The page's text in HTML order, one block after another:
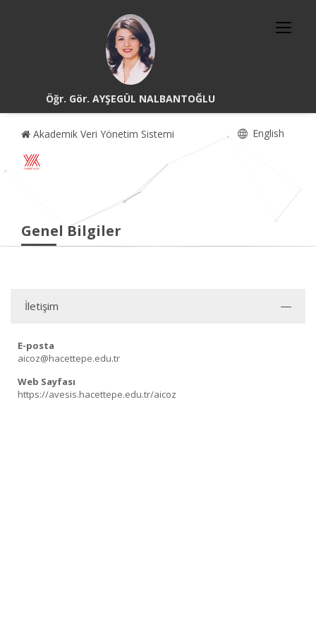
Öğr. Gör. AYŞEGÜL NALBANTOĞLU
Akademik Veri Yönetim Sistemi English
Genel Bilgiler
İletişim
E-posta
aicoz@hacettepe.edu.tr
Web Sayfası
https://avesis.hacettepe.edu.tr/aicoz